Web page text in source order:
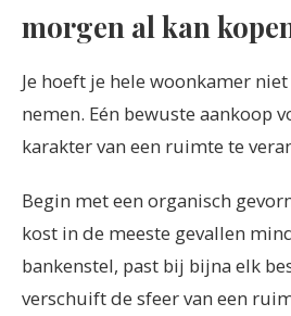
morgen al kan
Je hoeft je hele woonkamer
nemen. Eén bewuste aankoop
karakter van een ruimte te
Begin met een organisch
kost in de meeste gevallen
bankenstel, past bij bijna elk
verschuift de sfeer van een